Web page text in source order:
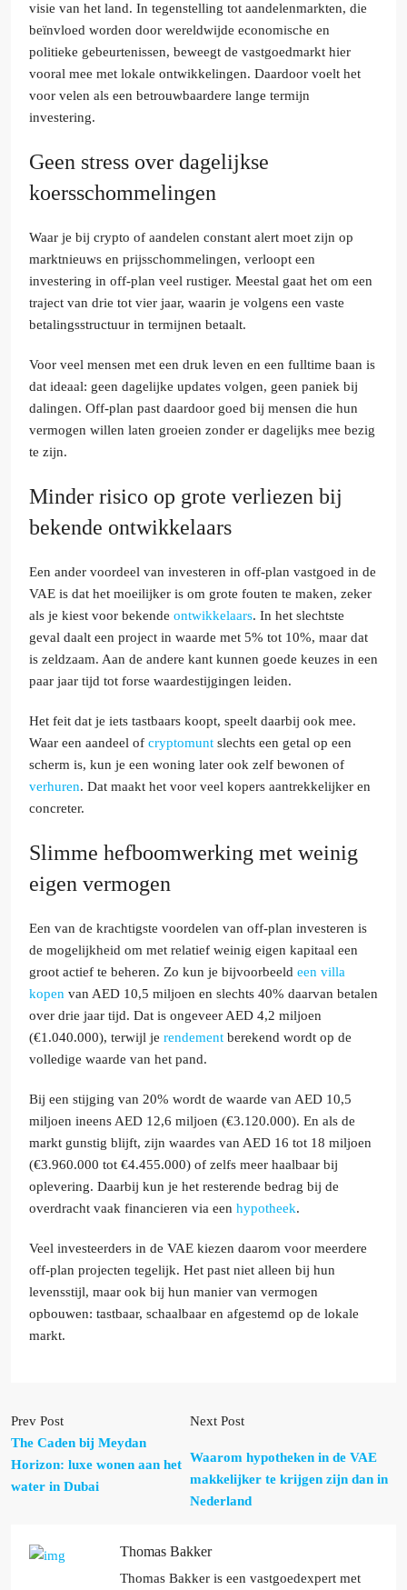
visie van het land. In tegenstelling tot aandelenmarkten, die
beïnvloed worden door wereldwijde economische en
politieke gebeurtenissen, beweegt de vastgoedmarkt hier
vooral mee met lokale ontwikkelingen. Daardoor voelt het
voor velen als een betrouwbaardere lange termijn
investering.
Geen stress over dagelijkse
koersschommelingen
Waar je bij crypto of aandelen constant alert moet zijn op
marktnieuws en prijsschommelingen, verloopt een
investering in off-plan veel rustiger. Meestal gaat het om een
traject van drie tot vier jaar, waarin je volgens een vaste
betalingsstructuur in termijnen betaalt.
Voor veel mensen met een druk leven en een fulltime baan is
dat ideaal: geen dagelijke updates volgen, geen paniek bij
dalingen. Off-plan past daardoor goed bij mensen die hun
vermogen willen laten groeien zonder er dagelijks mee bezig
te zijn.
Minder risico op grote verliezen bij
bekende ontwikkelaars
Een ander voordeel van investeren in off-plan vastgoed in de
VAE is dat het moeilijker is om grote fouten te maken, zeker
als je kiest voor bekende ontwikkelaars. In het slechtste
geval daalt een project in waarde met 5% tot 10%, maar dat
is zeldzaam. Aan de andere kant kunnen goede keuzes in een
paar jaar tijd tot forse waardestijgingen leiden.
Het feit dat je iets tastbaars koopt, speelt daarbij ook mee.
Waar een aandeel of cryptomunt slechts een getal op een
scherm is, kun je een woning later ook zelf bewonen of
verhuren. Dat maakt het voor veel kopers aantrekkelijker en
concreter.
Slimme hefboomwerking met weinig
eigen vermogen
Een van de krachtigste voordelen van off-plan investeren is
de mogelijkheid om met relatief weinig eigen kapitaal een
groot actief te beheren. Zo kun je bijvoorbeeld een villa
kopen van AED 10,5 miljoen en slechts 40% daarvan betalen
over drie jaar tijd. Dat is ongeveer AED 4,2 miljoen
(€1.040.000), terwijl je rendement berekend wordt op de
volledige waarde van het pand.
Bij een stijging van 20% wordt de waarde van AED 10,5
miljoen ineens AED 12,6 miljoen (€3.120.000). En als de
markt gunstig blijft, zijn waardes van AED 16 tot 18 miljoen
(€3.960.000 tot €4.455.000) of zelfs meer haalbaar bij
oplevering. Daarbij kun je het resterende bedrag bij de
overdracht vaak financieren via een hypotheek.
Veel investeerders in de VAE kiezen daarom voor meerdere
off-plan projecten tegelijk. Het past niet alleen bij hun
levensstijl, maar ook bij hun manier van vermogen
opbouwen: tastbaar, schaalbaar en afgestemd op de lokale
markt.
Prev Post
The Caden bij Meydan
Horizon: luxe wonen aan het
water in Dubai
Next Post
Waarom hypotheken in de VAE
makkelijker te krijgen zijn dan in
Nederland
Thomas Bakker
Thomas Bakker is een vastgoedexpert met